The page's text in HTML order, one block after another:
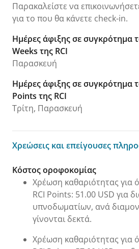
Παρακαλείστε να
για τo που θα κάνετε check-in.
Ημέρες άφιξης σε συγκρότημα
Weeks της RCI
Παρασκευή
Ημέρες άφιξης σε συγκρότημα
Points της RCI
Τρίτη, Παρασκευή
Χρεώσεις και επείγουσες
Χρεώσεις και επείγουσες
Κόστος οροφοκομίας
Χρέωση καθαριότητας για
RCI Points: 51.00 USD για
υπνοδωματίων, ανά
γίνονται δεκτά.
Χρέωση καθαριότητας για